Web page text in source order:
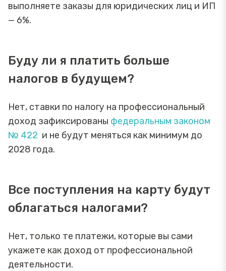
выполняете заказы для юридических лиц и ИП
— 6%.
Буду ли я платить больше
налогов в будущем?
Нет, ставки по налогу на профессиональный
доход зафиксированы федеральным законом
№ 422 и не будут меняться как минимум до
2028 года.
Все поступления на карту будут
облагаться налогами?
Нет, только те платежи, которые вы сами
укажете как доход от профессиональной
деятельности.